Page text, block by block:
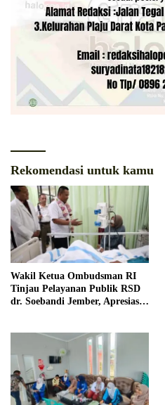
Rekomendasi untuk kamu
Wakil Ketua Ombudsman RI
Tinjau Pelayanan Publik RSD
dr. Soebandi Jember, Apresiasi